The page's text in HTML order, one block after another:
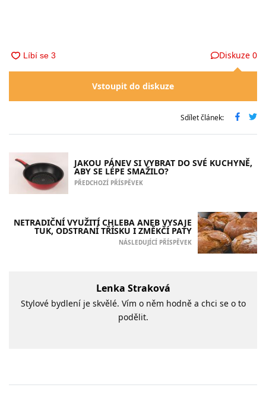
Diskuze 0
Vstoupit do diskuze
Sdílet článek:
JAKOU PÁNEV SI VYBRAT DO SVÉ KUCHYNĚ,
ABY SE LÉPE SMAŽILO?
PŘEDCHOZÍ PŘÍSPĚVEK
NETRADIČNÍ VYUŽITÍ CHLEBA ANEB VYSAJE
TUK, ODSTRANÍ TŘÍSKU I ZMĚKČÍ PATY
NÁSLEDUJÍCÍ PŘÍSPĚVEK
Lenka Straková
Stylové bydlení je skvělé. Vím o něm hodně a chci se o to
podělit.